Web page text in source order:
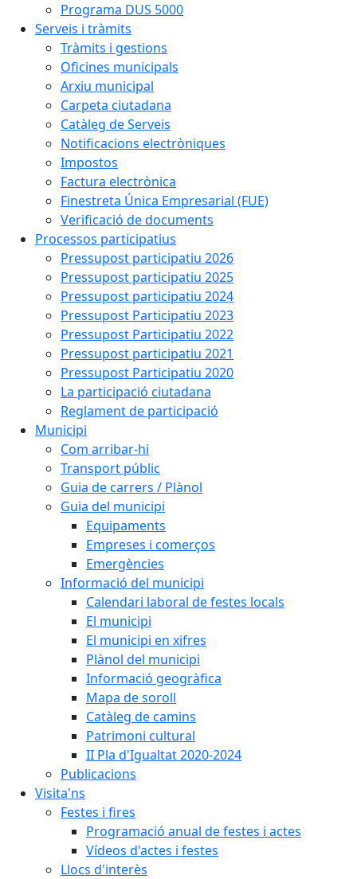
Programa DUS 5000
Serveis i tràmits
Tràmits i gestions
Oficines municipals
Arxiu municipal
Carpeta ciutadana
Catàleg de Serveis
Notificacions electròniques
Impostos
Factura electrònica
Finestreta Única Empresarial (FUE)
Verificació de documents
Processos participatius
Pressupost participatiu 2026
Pressupost participatiu 2025
Pressupost participatiu 2024
Pressupost Participatiu 2023
Pressupost Participatiu 2022
Pressupost participatiu 2021
Pressupost Participatiu 2020
La participació ciutadana
Reglament de participació
Municipi
Com arribar-hi
Transport públic
Guia de carrers / Plànol
Guia del municipi
Equipaments
Empreses i comerços
Emergències
Informació del municipi
Calendari laboral de festes locals
El municipi
El municipi en xifres
Plànol del municipi
Informació geogràfica
Mapa de soroll
Catàleg de camins
Patrimoni cultural
II Pla d'Igualtat 2020-2024
Publicacions
Visita'ns
Festes i fires
Programació anual de festes i actes
Vídeos d'actes i festes
Llocs d'interès